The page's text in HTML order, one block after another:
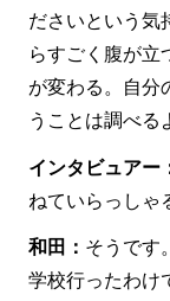
ださいという気
らすごく腹が立
が変わる。自分
うことは調べる
インタビュアー
ねていらっしゃ
和田： そうです
学校行ったわけ